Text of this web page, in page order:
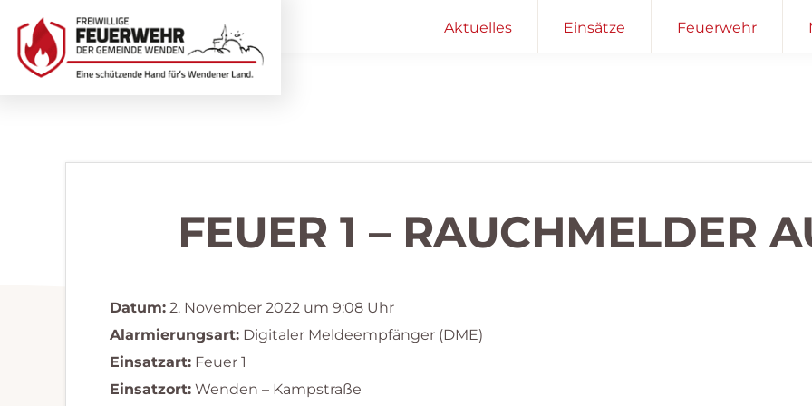
Hauptnavigation
springen
Inhalt
springen
Aktuelles Einsätze Feuerwehr
FEUER 1 – RAUCHMELDER
Datum: 2. November 2022 um 9:08 Uhr
Alarmierungsart: Digitaler Meldeempfänger (DME)
Einsatzart: Feuer 1
Einsatzort: Wenden – Kampstraße